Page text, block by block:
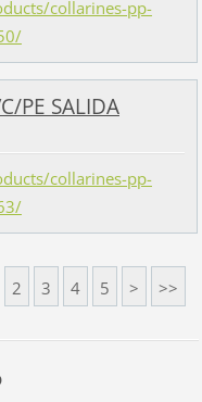
collarines-pp-
PE SALIDA
collarines-pp-
2 3 4 5 > >>